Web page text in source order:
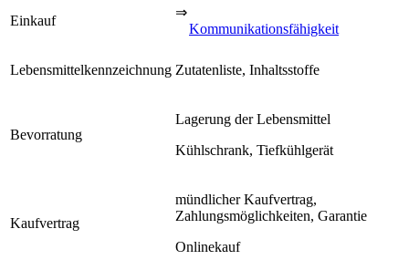
Einkauf
⇒
Kommunikationsfähigkeit
Lebensmittelkennzeichnung Zutatenliste, Inhaltsstoffe
Bevorratung
Lagerung der Lebensmittel
Kühlschrank, Tiefkühlgerät
Kaufvertrag
mündlicher Kaufvertrag,
Zahlungsmöglichkeiten, Garantie
Onlinekauf